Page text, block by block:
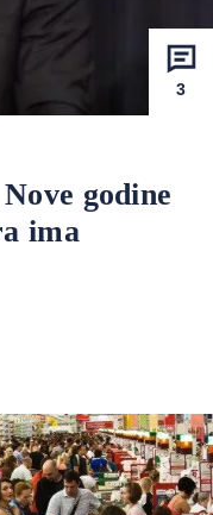
3
godine
ima